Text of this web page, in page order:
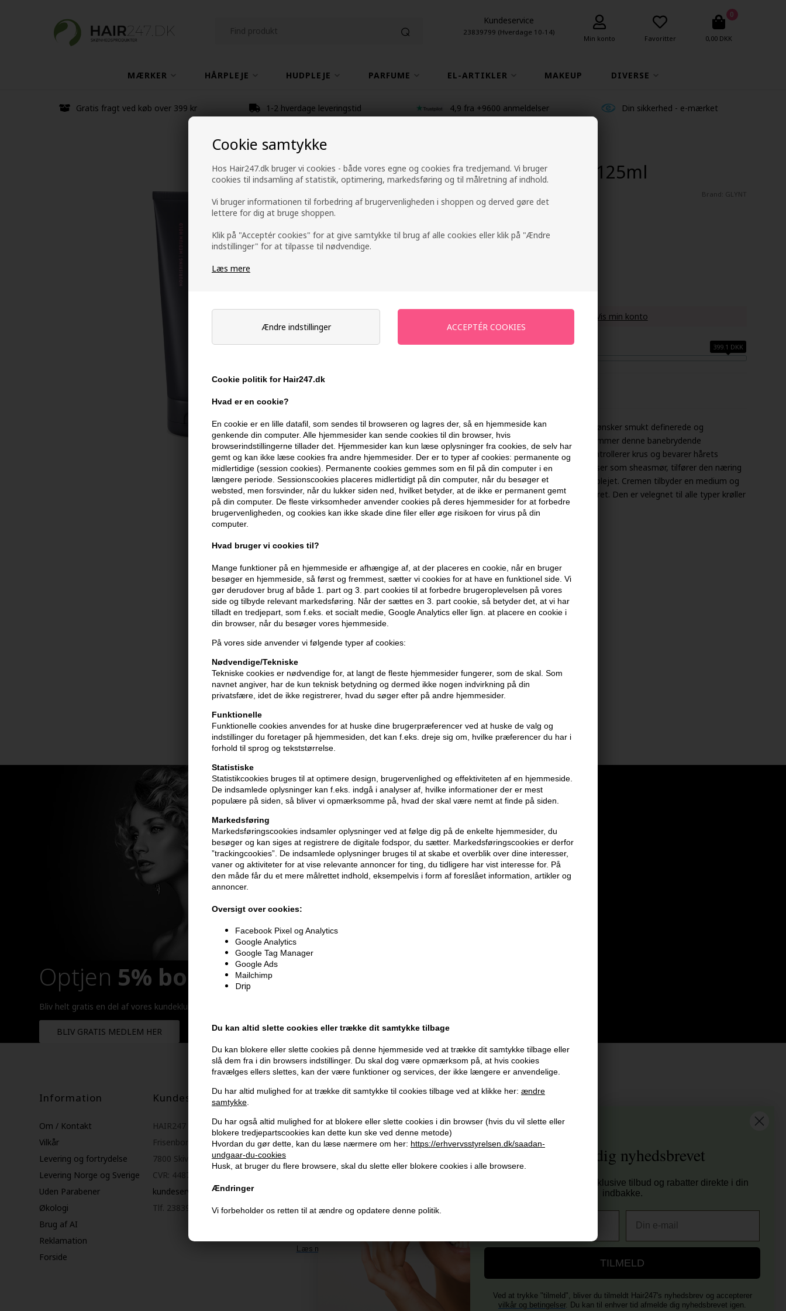
Cookie samtykke
Hos Hair247.dk bruger vi cookies - både vores egne og cookies fra tredjemand. Vi bruger
cookies til indsamling af statistik, optimering, markedsføring og til målretning af indhold.
Vi bruger informationen til forbedring af brugervenligheden i shoppen og derved gøre det
lettere for dig at bruge shoppen.
Klik på "Acceptér cookies" for at give samtykke til brug af alle cookies eller klik på "Ændre
indstillinger" for at tilpasse til nødvendige.
Læs mere
Ændre indstillinger
Cookie politik for Hair247.dk
Hvad er en cookie?
En cookie er en lille datafil, som sendes til browseren og lagres der, så en hjemmeside kan
genkende din computer. Alle hjemmesider kan sende cookies til din browser, hvis
browserindstillingerne tillader det. Hjemmesider kan kun læse oplysninger fra cookies, de selv har
gemt og kan ikke læse cookies fra andre hjemmesider. Der er to typer af cookies: permanente og
midlertidige (session cookies). Permanente cookies gemmes som en fil på din computer i en
længere periode. Sessionscookies placeres midlertidigt på din computer, når du besøger et
websted, men forsvinder, når du lukker siden ned, hvilket betyder, at de ikke er permanent gemt
på din computer. De fleste virksomheder anvender cookies på deres hjemmesider for at forbedre
brugervenligheden, og cookies kan ikke skade dine filer eller øge risikoen for virus på din
computer.
Hvad bruger vi cookies til?
Mange funktioner på en hjemmeside er afhængige af, at der placeres en cookie, når en bruger
besøger en hjemmeside, så først og fremmest, sætter vi cookies for at have en funktionel side. Vi
gør derudover brug af både 1. part og 3. part cookies til at forbedre brugeroplevelsen på vores
side og tilbyde relevant markedsføring. Når der sættes en 3. part cookie, så betyder det, at vi har
tilladt en tredjepart, som f.eks. et socialt medie, Google Analytics eller lign. at placere en cookie i
din browser, når du besøger vores hjemmeside.
På vores side anvender vi følgende typer af cookies:
Nødvendige/Tekniske
Tekniske cookies er nødvendige for, at langt de fleste hjemmesider fungerer, som de skal. Som
navnet angiver, har de kun teknisk betydning og dermed ikke nogen indvirkning på din
privatsfære, idet de ikke registrerer, hvad du søger efter på andre hjemmesider.
Funktionelle
Funktionelle cookies anvendes for at huske dine brugerpræferencer ved at huske de valg og
indstillinger du foretager på hjemmesiden, det kan f.eks. dreje sig om, hvilke præferencer du har i
forhold til sprog og tekststørrelse.
Statistiske
Statistikcookies bruges til at optimere design, brugervenlighed og effektiviteten af en hjemmeside.
De indsamlede oplysninger kan f.eks. indgå i analyser af, hvilke informationer der er mest
populære på siden, så bliver vi opmærksomme på, hvad der skal være nemt at finde på siden.
Markedsføring
Markedsføringscookies indsamler oplysninger ved at følge dig på de enkelte hjemmesider, du
besøger og kan siges at registrere de digitale fodspor, du sætter. Markedsføringscookies er derfor
”trackingcookies”. De indsamlede oplysninger bruges til at skabe et overblik over dine interesser,
vaner og aktiviteter for at vise relevante annoncer for ting, du tidligere har vist interesse for. På
den måde får du et mere målrettet indhold, eksempelvis i form af foreslået information, artikler og
annoncer.
Oversigt over cookies:
Facebook Pixel og Analytics
Google Analytics
Google Tag Manager
Google Ads
Mailchimp
Drip
Du kan altid slette cookies eller trække dit samtykke tilbage
Du kan blokere eller slette cookies på denne hjemmeside ved at trække dit samtykke tilbage eller
slå dem fra i din browsers indstillinger. Du skal dog være opmærksom på, at hvis cookies
fravælges ellers slettes, kan der være funktioner og services, der ikke længere er anvendelige.
Du har altid mulighed for at trække dit samtykke til cookies tilbage ved at klikke her: ændre
samtykke.
Du har også altid mulighed for at blokere eller slette cookies i din browser (hvis du vil slette eller
blokere tredjepartscookies kan dette kun ske ved denne metode)
Hvordan du gør dette, kan du læse nærmere om her: https://erhvervsstyrelsen.dk/saadan-
undgaar-du-cookies
Husk, at bruger du flere browsere, skal du slette eller blokere cookies i alle browsere.
Ændringer
Vi forbeholder os retten til at ændre og opdatere denne politik.
Kundeservice
23839799 (Hverdage 10-14)
Min konto Favoritter
0
0,00 DKK
MÆRKER HÅRPLEJE HUDPLEJE PARFUME EL-ARTIKLER MAKEUP DIVERSE
Gratis fragt ved køb over 399 kr 1-2 hverdage leveringstid 4,9 fra +9600 anmeldelser Din sikkerhed - e-mærket
GLYNT DEFINE Curl Cream 125ml
Brand: GLYNT
Vis min konto
399,10 DKK FRA GRATIS FRAGT 399.1 DKK
GLYNT DEFINE Curl Cream er det ideelle valg for dem, der ønsker smukt definerede og
medgørlige krøller. Udviklet specielt til meget kruset hår, fremmer denne banebrydende
krøllecreme bløde og livlige krøller, samtidig med at den kontrollerer krus og bevarer hårets
naturlige bevægelighed. Beriget med fugtgivende ingredienser som sheasmør, tilfører den næring
og balance til krøllet hår, hvilket efterlader det sundt og velplejet. Cremen tilbyder en medium og
fleksibel hold, hvilket gør stylingen lettere uden at tynge håret. Den er velegnet til alle typer krøller
og giver hver hårtype det optimale løft, det har brug for.
- Tilfører fugt og nærer med sheasmør
- Kontrollerer og mindsker krus
- Medium, fleksibel hold for nem styling
- Velegnet til alle typer krøllet hår
- Til opfriskning kan den bruges på tørt hår mellem vask
GLYNT
Optjen 5% bonuskroner
Bliv helt gratis en del af vores kundeklub og optjen rabatter når du handler
BLIV GRATIS MEDLEM HER
Information
Om / Kontakt
Vilkår
Levering og fortrydelse
Levering Norge og Sverige
Uden Parabener
Økologi
Brug af AI
Reklamation
Forside
Kundeservice
HAIR247
Frisenborgvej 6A
7800 Skive
CVR: 44874253
kundeservice@hair247.dk
Tlf. 23839799 (hverdage 9-14)
Modtag tilbud mm
Tilmeld dig nyhedsbrev - du kan altid afmelde det igen.
Navn
TILMELD
Læs mere her
Husk at vi har
Gratis fragt til ved køb over 399 kr på udvalgte fragtformer
Vi sender samme hverdag ved bestilling inden kl 14:45
Vi er E-mærket - Din sikkerhed
Tilmeld dig nyhedsbrevet
Og modtag nyheder, eksklusive tilbud og rabatter direkte i din
indbakke.
TILMELD
Ved at trykke "tilmeld", bliver du tilmeldt Hair247's nyhedsbrev og accepterer
vilkår og betingelser. Du kan til enhver tid afmelde dig nyhedsbrevet igen.